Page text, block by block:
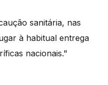
sanitária, nas
à habitual entrega
nacionais."